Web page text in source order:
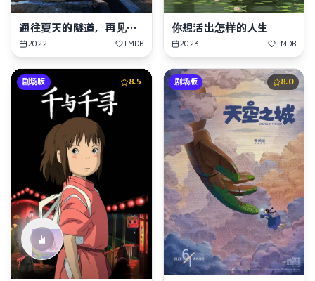
通往夏天的隧道，再见的
出口
2022 TMDB
你想活出怎样的人生
2023 TMDB
8.5
剧场版 8.0
剧场版
水仙十字安眠曲 A Narcissus Lullaby
HOYO-MiX